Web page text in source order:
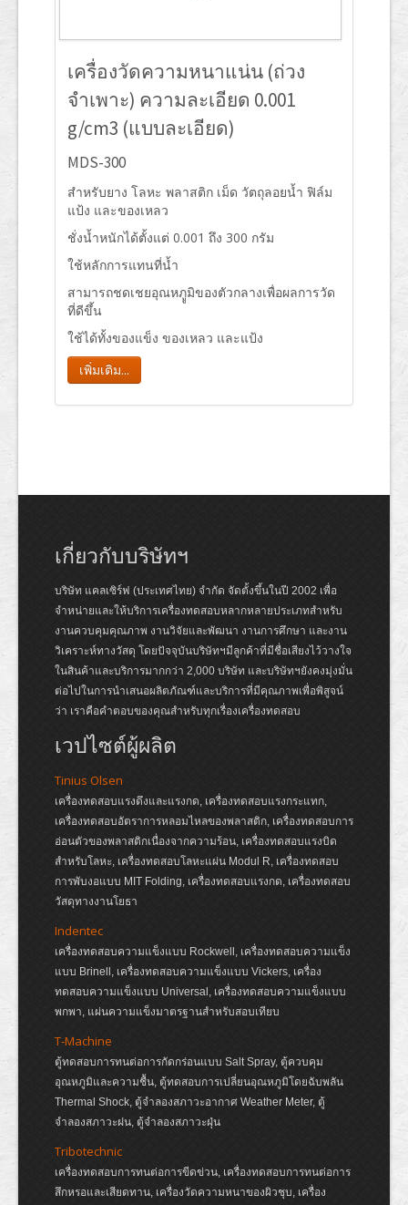
เครื่องวัดความหนาแน่น (ถ่วง
จำเพาะ) ความละเอียด 0.001
g/cm3 (แบบละเอียด)
MDS-300
สำหรับยาง โลหะ พลาสติก เม็ด วัตถุลอยน้ำ ฟิล์ม
แป้ง และของเหลว
ชั่งน้ำหนักได้ตั้งแต่ 0.001 ถึง 300 กรัม
ใช้หลักการแทนที่น้ำ
สามารถชดเชยอุณหภููมิของตัวกลางเพื่อผลการวัด
ที่ดีขึ้น
ใช้ได้ทั้งของแข็ง ของเหลว และแป้ง
เพิ่มเติม...
เกี่ยวกับบริษัทฯ
บริษัท แคลเซิร์ฟ (ประเทศไทย) จำกัด จัดตั้งขึ้นในปี 2002 เพื่อ
จำหน่ายและให้บริการเครื่องทดสอบหลากหลายประเภทสำหรับ
งานควบคุมคุณภาพ งานวิจัยและพัฒนา งานการศึกษา และงาน
วิเคราะห์ทางวัสดุ โดยปัจจุบันบริษัทฯมีลูกค้าที่มีชื่อเสียงไว้วางใจ
ในสินค้าและบริการมากกว่า 2,000 บริษัท และบริษัทฯยังคงมุ่งมั่น
ต่อไปในการนำเสนอผลิตภัณฑ์และบริการที่มีคุณภาพเพื่อพิสูจน์
ว่า เราคือคำตอบของคุณสำหรับทุกเรื่องเครื่องทดสอบ
เวปไซต์ผู้ผลิต
Tinius Olsen
เครื่องทดสอบแรงดึงและแรงกด, เครื่องทดสอบแรงกระแทก,
เครื่องทดสอบอัตราการหลอมไหลของพลาสติก, เครื่องทดสอบการ
อ่อนตัวของพลาสติกเนื่องจากความร้อน, เครื่องทดสอบแรงบิด
สำหรับโลหะ, เครื่องทดสอบโลหะแผ่น Modul R, เครื่องทดสอบ
การพับงอแบบ MIT Folding, เครื่องทดสอบแรงกด, เครื่องทดสอบ
วัสดุทางงานโยธา
Indentec
เครื่องทดสอบความแข็งแบบ Rockwell, เครื่องทดสอบความแข็ง
แบบ Brinell, เครื่องทดสอบความแข็งแบบ Vickers, เครื่อง
ทดสอบความแข็งแบบ Universal, เครื่องทดสอบความแข็งแบบ
พกพา, แผ่นความแข็งมาตรฐานสำหรับสอบเทียบ
T-Machine
ตู้ทดสอบการทนต่อการกัดกร่อนแบบ Salt Spray, ตู้ควบคุม
อุณหภูมิและความชื้น, ตู้ทดสอบการเปลี่ยนอุณหภูมิโดยฉับพลัน
Thermal Shock, ตู้จำลองสภาวะอากาศ Weather Meter, ตู้
จำลองสภาวะฝน, ตู้จำลองสภาวะฝุ่น
Tribotechnic
เครื่องทดสอบการทนต่อการขีดข่วน, เครื่องทดสอบการทนต่อการ
สึกหรอและเสียดทาน, เครื่องวัดความหนาของผิวชุบ, เครื่อง